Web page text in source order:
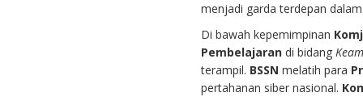
menjadi garda terdepan dalam
Di bawah kepemimpinan
Pembelajaran di bidang
terampil. BSSN melatih para
pertahanan siber nasional.